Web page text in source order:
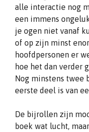
alle interactie nog
een immens
je ogen niet vanaf
of op zijn minst
hoofdpersonen er
hoe het dan verder
Nog minstens twee
eerste deel is van
De bijrollen zijn
boek wat lucht,